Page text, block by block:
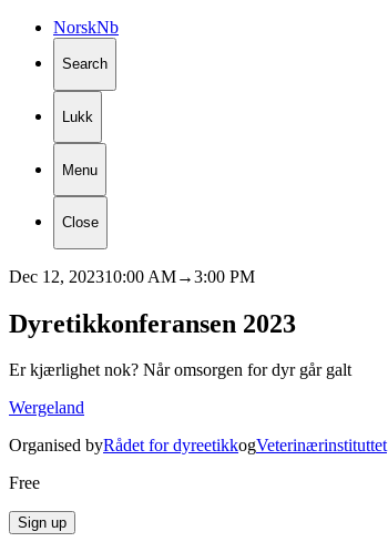
NorskNb
Search
Lukk
Menu
Close
Dec 12, 202310:00 AM→3:00 PM
Dyretikkonferansen 2023
Er kjærlighet nok? Når omsorgen for dyr går galt
Wergeland
Organised byRådet for dyreetikkogVeterinærinstituttet
Free
Sign up